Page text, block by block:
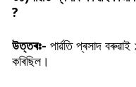
?
উত্তৰঃ- পাৰ্ৱতি প্ৰসাদ
কৰিছিল।